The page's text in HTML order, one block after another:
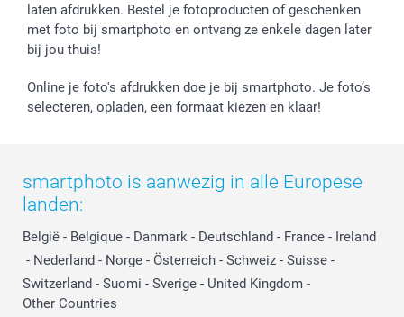
laten afdrukken. Bestel je fotoproducten of geschenken
met foto bij smartphoto en ontvang ze enkele dagen later
bij jou thuis!
Online je foto's afdrukken doe je bij smartphoto. Je foto’s
selecteren, opladen, een formaat kiezen en klaar!
smartphoto is aanwezig in alle Europese
landen:
België - Belgique - Danmark - Deutschland - France - Ireland
- Nederland - Norge - Österreich - Schweiz - Suisse -
Switzerland - Suomi - Sverige - United Kingdom -
Other Countries